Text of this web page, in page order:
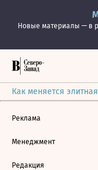
Новые материалы — в
Как меняется
Реклама
Менеджмент
Редакция